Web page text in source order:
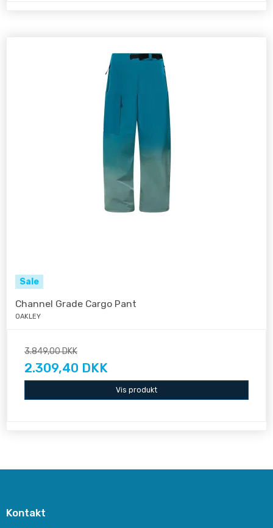
Sale
Channel Grade Cargo Pant
OAKLEY
3.849,00 DKK
2.309,40 DKK
Vis produkt
Kontakt